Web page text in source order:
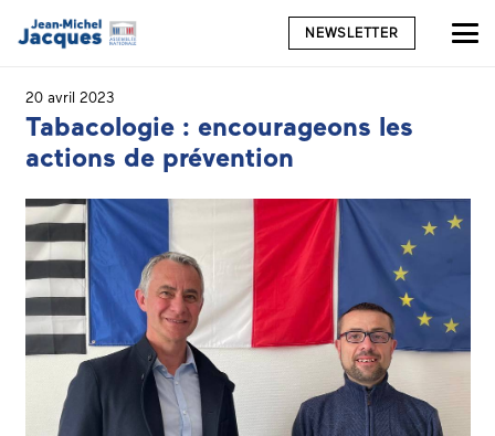
NEWSLETTER
20 avril 2023
Tabacologie : encourageons les
actions de prévention